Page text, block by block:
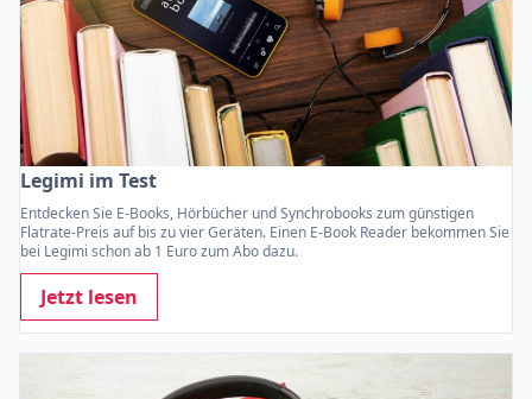
Legimi im Test
Entdecken Sie E-Books, Hörbücher und Synchrobooks zum günstigen
Flatrate-Preis auf bis zu vier Geräten. Einen E-Book Reader bekommen Sie
bei Legimi schon ab 1 Euro zum Abo dazu.
Jetzt lesen